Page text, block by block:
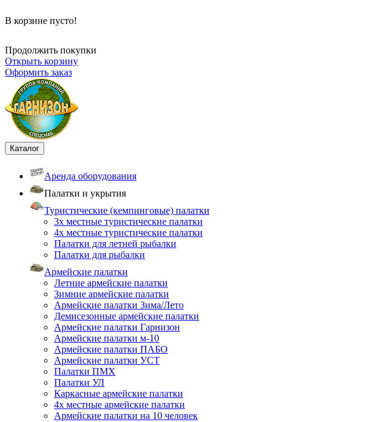
В корзине пусто!
Продолжить покупки
Открыть корзину
Оформить заказ
Каталог
Аренда оборудования
Палатки и укрытия
Туристические (кемпинговые) палатки
3х местные туристические палатки
4х местные туристические палатки
Палатки для летней рыбалки
Палатки для рыбалки
Армейские палатки
Летние армейские палатки
Зимние армейские палатки
Армейские палатки Зима/Лето
Демисезонные армейские палатки
Армейские палатки Гарнизон
Армейские палатки м-10
Армейские палатки ПАБО
Армейские палатки УСТ
Палатки ПМХ
Палатки УЛ
Каркасные армейские палатки
4х местные армейские палатки
Армейские палатки на 10 человек